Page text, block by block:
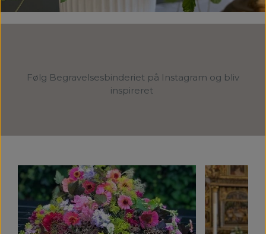
Følg Begravelsesbinderiet på Instagram og bliv
inspireret